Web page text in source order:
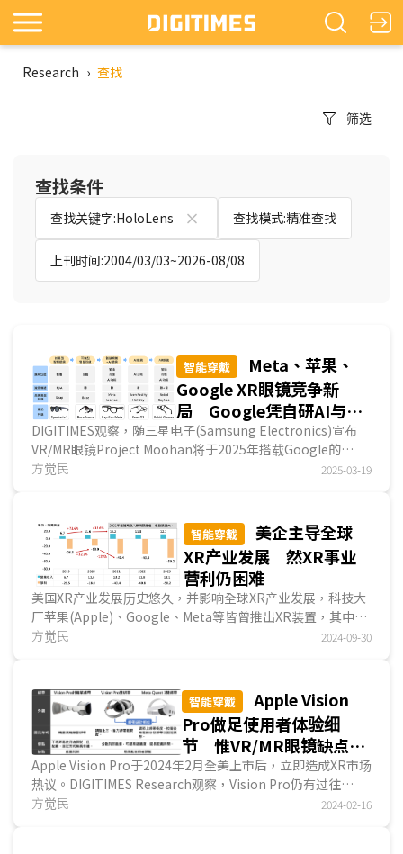
Research › 查找
筛选
查找条件
查找关键字:HoloLens 查找模式:精准查找
上刊时间:2004/03/03~2026-08/08
智能穿戴
Meta、苹果、
Google XR眼镜竞争新
局 Google凭自研AI与手
机OS具潜在优势
DIGITIMES观察，随三星电子(Samsung Electronics)宣布
VR/MR眼镜Project Moohan将于2025年搭载Google的
Android XR上市，Meta、苹果(Apple)、Google在XR...
方觉民 2025-03-19
智能穿戴
美企主导全球
XR产业发展 然XR事业
营利仍困难
美国XR产业发展历史悠久，并影响全球XR产业发展，科技大
厂苹果(Apple)、Google、Meta等皆曾推出XR装置，其中
2024年第2季Meta XR装置市占率达74%，高通(Qualcom...
方觉民 2024-09-30
智能穿戴
Apple Vision
Pro做足使用者体验细
节 惟VR/MR眼镜缺点仍
未克服
Apple Vision Pro于2024年2月全美上市后，立即造成XR市场
热议。DIGITIMES Research观察，Vision Pro仍有过往
VR/MR眼镜的痛点，在重量、舒适度、电池等方面尚...
方觉民 2024-02-16